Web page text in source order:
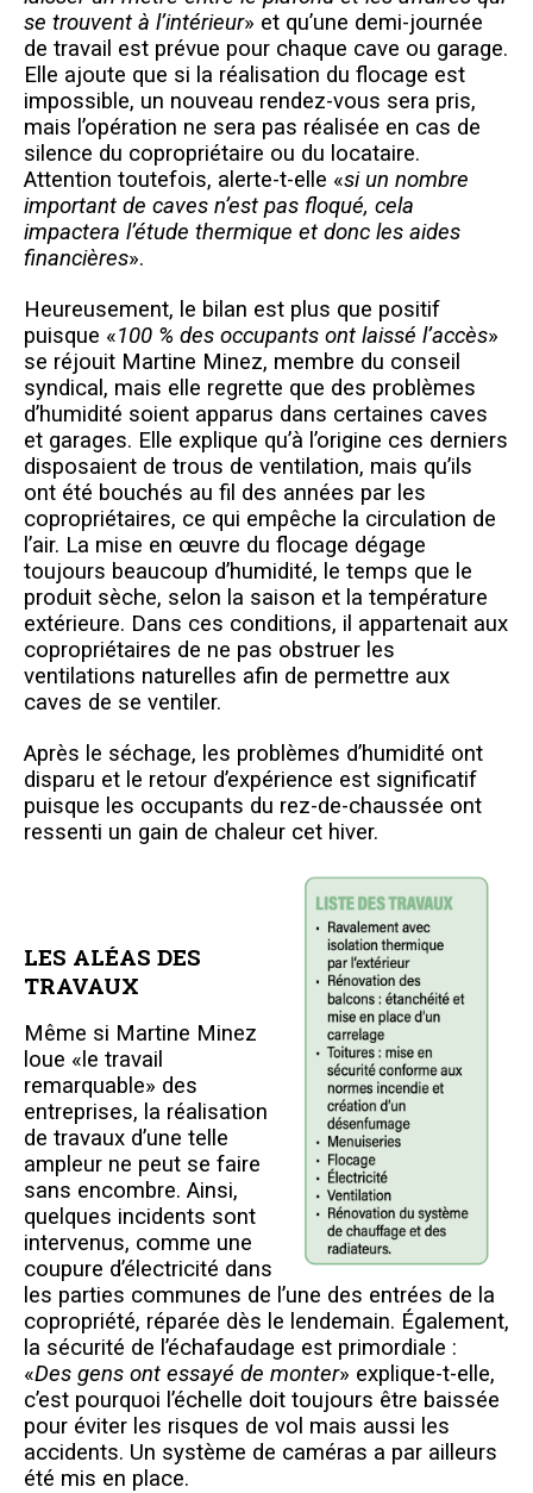
se trouvent à l’intérieur» et qu’une demi-journée
de travail est prévue pour chaque cave ou garage.
Elle ajoute que si la réalisation du flocage est
impossible, un nouveau rendez-vous sera pris,
mais l’opération ne sera pas réalisée en cas de
silence du copropriétaire ou du locataire.
Attention toutefois, alerte-t-elle «si un nombre
important de caves n’est pas floqué, cela
impactera l’étude thermique et donc les aides
financières».
Heureusement, le bilan est plus que positif
puisque «100 % des occupants ont laissé l’accès»
se réjouit Martine Minez, membre du conseil
syndical, mais elle regrette que des problèmes
d’humidité soient apparus dans certaines caves
et garages. Elle explique qu’à l’origine ces derniers
disposaient de trous de ventilation, mais qu’ils
ont été bouchés au fil des années par les
copropriétaires, ce qui empêche la circulation de
l’air. La mise en œuvre du flocage dégage
toujours beaucoup d’humidité, le temps que le
produit sèche, selon la saison et la température
extérieure. Dans ces conditions, il appartenait aux
copropriétaires de ne pas obstruer les
ventilations naturelles afin de permettre aux
caves de se ventiler.
Après le séchage, les problèmes d’humidité ont
disparu et le retour d’expérience est significatif
puisque les occupants du rez-de-chaussée ont
ressenti un gain de chaleur cet hiver.
LES ALÉAS DES
TRAVAUX
Même si Martine Minez
loue «le travail
remarquable» des
entreprises, la réalisation
de travaux d’une telle
ampleur ne peut se faire
sans encombre. Ainsi,
quelques incidents sont
intervenus, comme une
coupure d’électricité dans
les parties communes de l’une des entrées de la
copropriété, réparée dès le lendemain. Également,
la sécurité de l’échafaudage est primordiale :
«Des gens ont essayé de monter» explique-t-elle,
c’est pourquoi l’échelle doit toujours être baissée
pour éviter les risques de vol mais aussi les
accidents. Un système de caméras a par ailleurs
été mis en place.